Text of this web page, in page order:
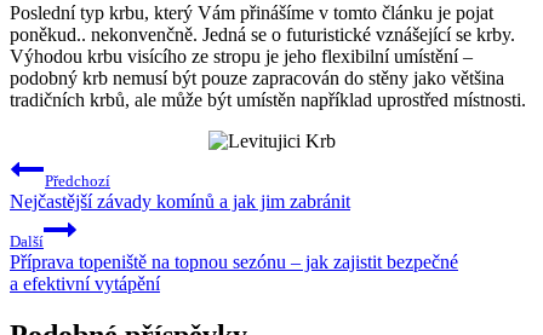
Poslední typ krbu, který Vám přinášíme v tomto článku je pojat
poněkud.. nekonvenčně. Jedná se o futuristické vznášející se krby.
Výhodou krbu visícího ze stropu je jeho flexibilní umístění –
podobný krb nemusí být pouze zapracován do stěny jako většina
tradičních krbů, ale může být umístěn například uprostřed místnosti.
Navigace
pro
příspěvek
Předchozí
Nejčastější závady komínů a jak jim zabránit
Další
Příprava topeniště na topnou sezónu – jak zajistit bezpečné
a efektivní vytápění